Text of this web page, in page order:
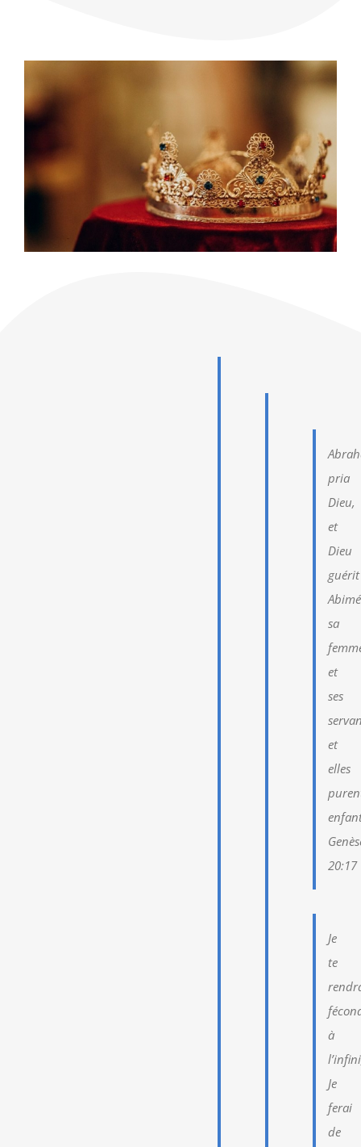
pria
Dieu,
et
Dieu
guérit
sa
et
ses
et
elles
20:17
Je
te
à
Je
ferai
de